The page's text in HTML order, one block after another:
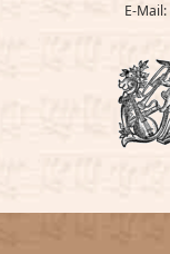
E-Mail: